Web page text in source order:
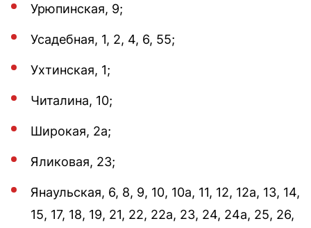
Урюпинская, 9;
Усадебная, 1, 2, 4, 6, 55;
Ухтинская, 1;
Читалина, 10;
Широкая, 2а;
Яликовая, 23;
Янаульская, 6, 8, 9, 10, 10а, 11, 12, 12а, 13, 14,
15, 17, 18, 19, 21, 22, 22а, 23, 24, 24а, 25, 26,